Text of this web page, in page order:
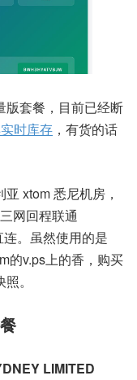
版套餐，目前已经断
时库存 ，有货的话
xtom 悉尼机房，
网回程联通
。虽然使用的是
的v.ps上的香，购买
。
LIMITED